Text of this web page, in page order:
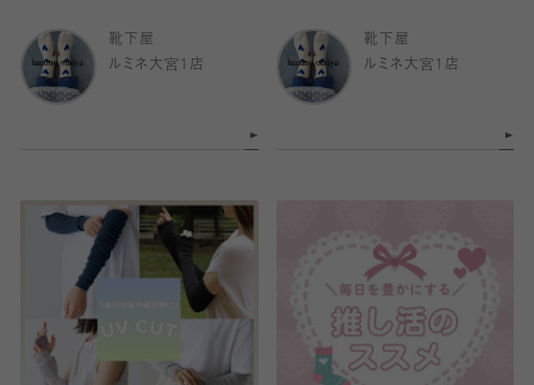
靴下屋
ルミネ大宮1店
靴下屋
ルミネ大宮1店